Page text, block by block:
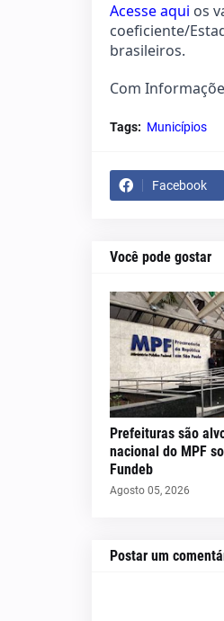
Acesse aqui os
coeficiente/
brasileiros.
Com
Tags: Municípios
Facebook
Você pode gostar
Prefeituras são
nacional do MPF
Fundeb
Agosto 05, 2026
Postar um